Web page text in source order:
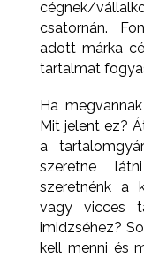
cégnek/
csatornán.
adott márka
tartalmat
Ha
Mit jelent ez?
a
szeretne
szeretnénk a
vagy vicces
imidzséhez?
kell menni és